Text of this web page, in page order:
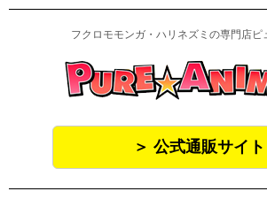
フクロモモンガ・ハリネズミの専門店ピ
＞ 公式通販サイト